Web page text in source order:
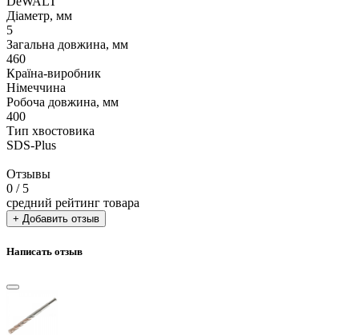
Діаметр, мм
5
Загальна довжина, мм
460
Країна-виробник
Німеччина
Робоча довжина, мм
400
Тип хвостовика
SDS-Plus
Отзывы
0 / 5
средний рейтинг товара
+ Добавить отзыв
Написать отзыв